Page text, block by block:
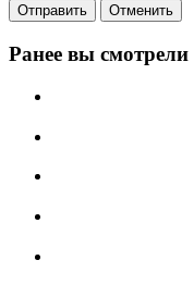
Отменить
Ранее вы смотрели